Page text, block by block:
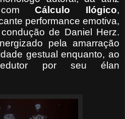
comCálculo Ilógico,
performance emotiva,
de Daniel Herz.
pela amarração
gestual enquanto, ao
por seu élan